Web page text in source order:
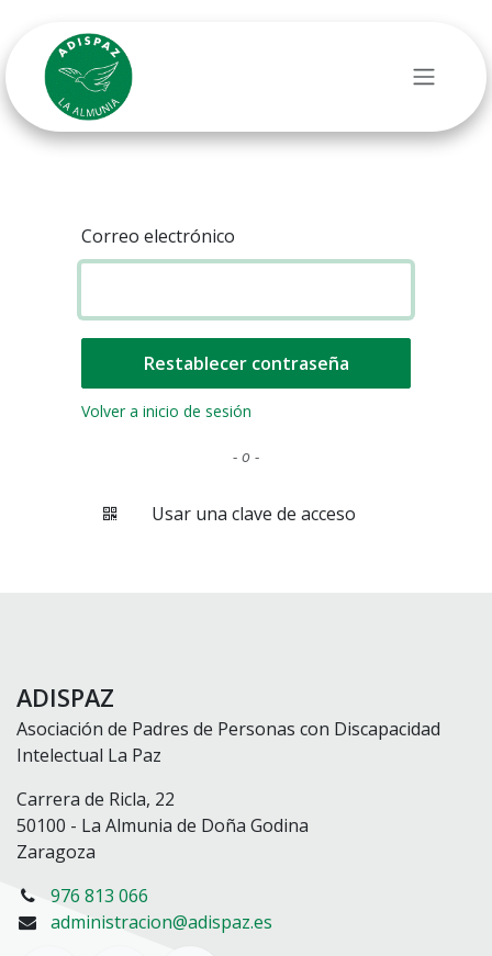
Correo electrónico
Restablecer contraseña
Volver a inicio de sesión
- o -
Usar una clave de acceso
ADISPAZ
Asociación de Padres de Personas con Discapacidad
Intelectual La Paz
Carrera de Ricla, 22
50100 - La Almunia de Doña Godina
Zaragoza
976 813 066
administracion@adispaz.es